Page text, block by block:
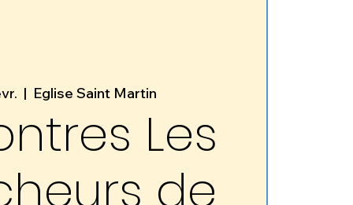
  |
Eglise Saint Martin
Les
de